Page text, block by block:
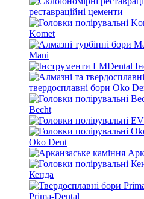
реставраційні цементи
Komet
Mani
твердосплавні бори Oko
Becht
Oko Dent
Кенда
Prima-Dental